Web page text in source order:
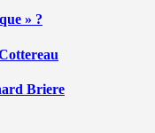
» ?
Briere